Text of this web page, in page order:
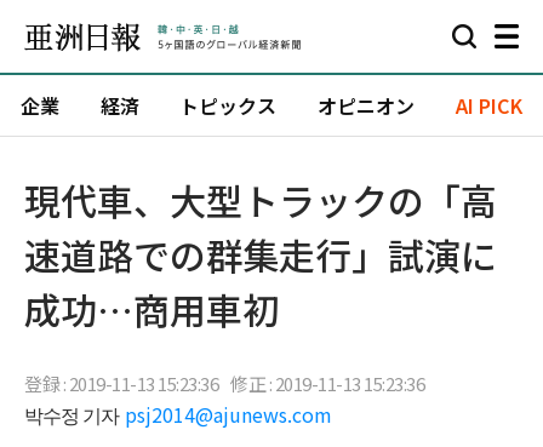
企業 経済 トピックス オピニオン AI PICK
​​現代車、大型トラックの「高
速道路での群集走行」試演に
成功…商用車初
登録 : 2019-11-13 15:23:36 修正 : 2019-11-13 15:23:36
박수정 기자 psj2014@ajunews.com